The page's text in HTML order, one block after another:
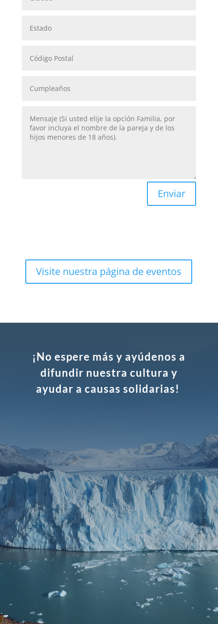
Enviar
Visite nuestra página de eventos
¡No espere más y ayúdenos a
difundir nuestra cultura y
ayudar a causas solidarias!
ENVIAR MENSAJE